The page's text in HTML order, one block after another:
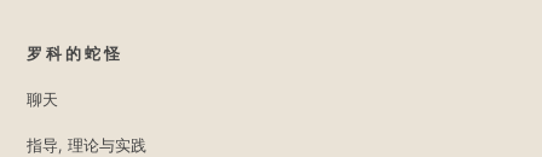
罗科的蛇怪
聊天
指导, 理论与实践